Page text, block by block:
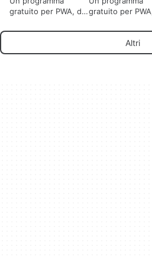
gratuito per PWA, di gratuito per
Altri